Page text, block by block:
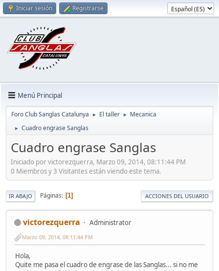
Iniciar sesión Registrarse
Menú Principal
Foro Club Sanglas Catalunya ► El taller ► Mecanica
► Cuadro engrase Sanglas
Cuadro engrase Sanglas
Iniciado por victorezquerra, Marzo 09, 2014, 08:11:44 PM
0 Miembros y 3 Visitantes están viendo este tema.
IR ABAJO Páginas 1 ACCIONES DEL USUARIO
victorezquerra Administrator
Marzo 09, 2014, 08:11:44 PM
Hola,
Quite me pasa el cuadro de engrase de las Sanglas... si no me